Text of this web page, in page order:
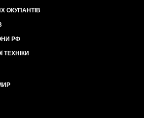
ОКУПАНТІВ
РФ